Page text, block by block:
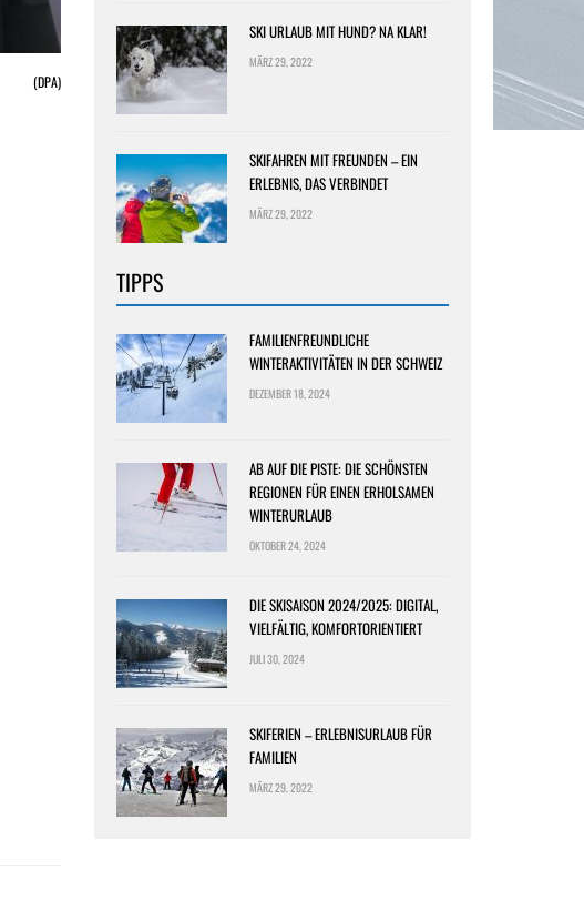
(DPA)
SKI URLAUB MIT HUND? NA KLAR!
MÄRZ 29, 2022
SKIFAHREN MIT FREUNDEN – EIN
ERLEBNIS, DAS VERBINDET
MÄRZ 29, 2022
TIPPS
FAMILIENFREUNDLICHE
WINTERAKTIVITÄTEN IN DER SCHWEIZ
DEZEMBER 18, 2024
AB AUF DIE PISTE: DIE SCHÖNSTEN
REGIONEN FÜR EINEN ERHOLSAMEN
WINTERURLAUB
OKTOBER 24, 2024
DIE SKISAISON 2024/2025: DIGITAL,
VIELFÄLTIG, KOMFORTORIENTIERT
JULI 30, 2024
SKIFERIEN – ERLEBNISURLAUB FÜR
FAMILIEN
MÄRZ 29, 2022